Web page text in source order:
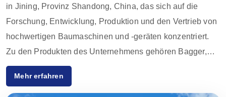
in Jining, Provinz Shandong, China, das sich auf die
Forschung, Entwicklung, Produktion und den Vertrieb von
hochwertigen Baumaschinen und -geräten konzentriert.
Zu den Produkten des Unternehmens gehören Bagger,
Lader, Gabelstapler, Kompaktlader und deren Zubehör,
Mehr erfahren